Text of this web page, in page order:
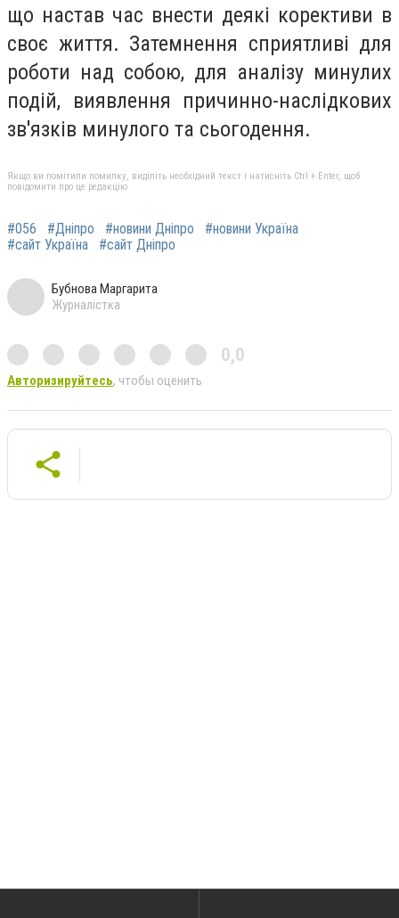
що настав час внести деякі корективи в
своє життя. Затемнення сприятливі для
роботи над собою, для аналізу минулих
подій, виявлення причинно-наслідкових
зв'язків минулого та сьогодення.
Якщо ви помітили помилку, виділіть необхідний текст і натисніть Ctrl + Enter, щоб
повідомити про це редакцію
#056 #Дніпро #новини Дніпро
#новини Україна
#сайт Україна
#сайт Дніпро
Бубнова Маргарита
Журналістка
0,0
Авторизируйтесь, чтобы оценить